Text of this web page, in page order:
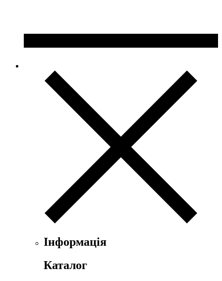
Інформація
Каталог